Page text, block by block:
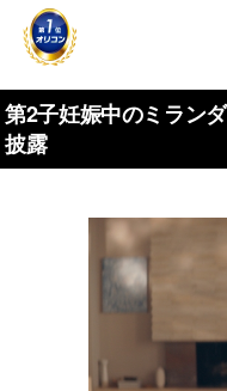
第2子妊娠中のミラン
披露